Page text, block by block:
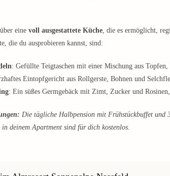
eine voll ausgestattete Küche , die es ermöglicht,
die du ausprobieren kannst, sind:​
: Gefüllte Teigtaschen mit einer Mischung aus
Eintopfgericht aus Rollgerste, Bohnen und
: Ein süßes Germgebäck mit Zimt, Zucker und
Die tägliche Halbpension mit Frühstückbuffet und
in deinem Apartment sind für dich kostenlos.